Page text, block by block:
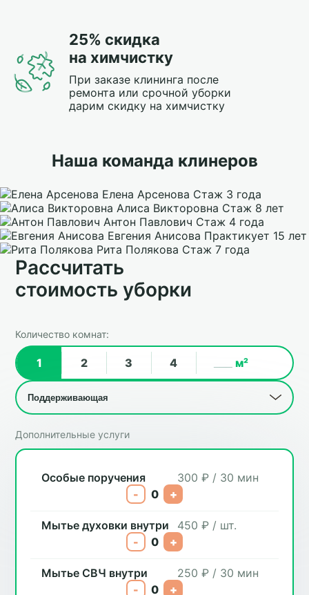
25% скидка
на химчистку
При заказе клининга после
ремонта или срочной уборки
дарим скидку на химчистку
Наша команда клинеров
Елена Арсенова Стаж 3 года
Алиса Викторовна Стаж 8 лет
Антон Павлович Стаж 4 года
Евгения Анисова Практикует 15 лет
Рита Полякова Стаж 7 года
Рассчитать
стоимость уборки
Количество комнат:
1 2 3 4 м²
Дополнительные услуги
Особые поручения
300 ₽ / 30 мин
-
0 +
Мытье духовки внутри
450 ₽ / шт.
-
0 +
Мытье СВЧ внутри
250 ₽ / 30 мин
-
0 +